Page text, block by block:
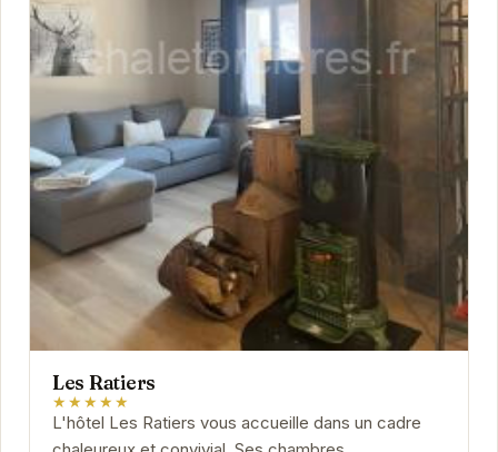
Les Ratiers
★★★★★
L'hôtel Les Ratiers vous accueille dans un cadre